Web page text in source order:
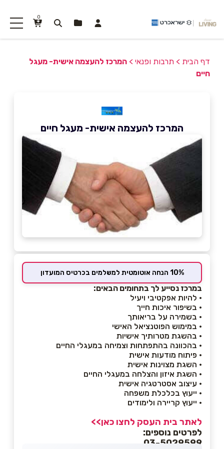
0
דף הבית > תרבות ופנאי > המרכז להעצמה אישית- מעגל
חיים
המרכז להעצמה אישית- מעגל חיים
10% הנחה אוטומטית למשלמים בכרטיס המועדון
במרכז נסייע לך בתחומים הבאים:
• להיות אפקטיבי ויעיל
• בשיפור איכות חייך
• בשמירה על בריאותך
• במימוש הפוטנציאל האישי
• בהשגת מטרותיך אישיות
• בהכוונה בהתפתחות וצמיחה במעגלי החיים
• פיתוח מודעות אישית
• השגת מצוינות אישית
• השגת איזון והצלחה במעגלי החיים
• עיצוב אסטרטגיה אישית
• ייעוץ בכלכלת משפחה
• ייעוץ קריירה ולימודים
לאתר בית העסק לחצו כאן>>
לפרטים נוספים:
03-5029599